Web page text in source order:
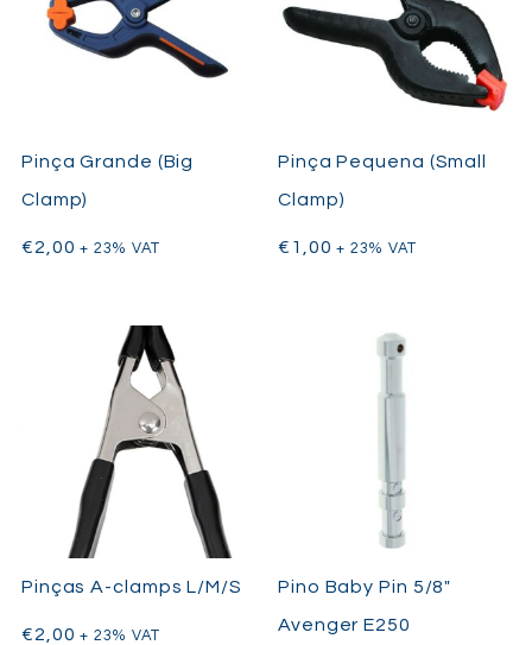
Pinça Grande (Big
Clamp)
€2,00 + 23% VAT
Pinça Pequena (Small
Clamp)
€ 1,00 + 23% VAT
Pinças A-clamps L/M/S
€2,00 + 23% VAT
Pino Baby Pin 5/8″
Avenger E250